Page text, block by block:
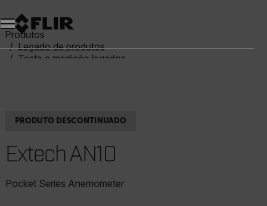
Produtos
Legado de produtos
Teste e medição legados
PRODUTO DESCONTINUADO
Extech AN10
Pocket Series Anemometer